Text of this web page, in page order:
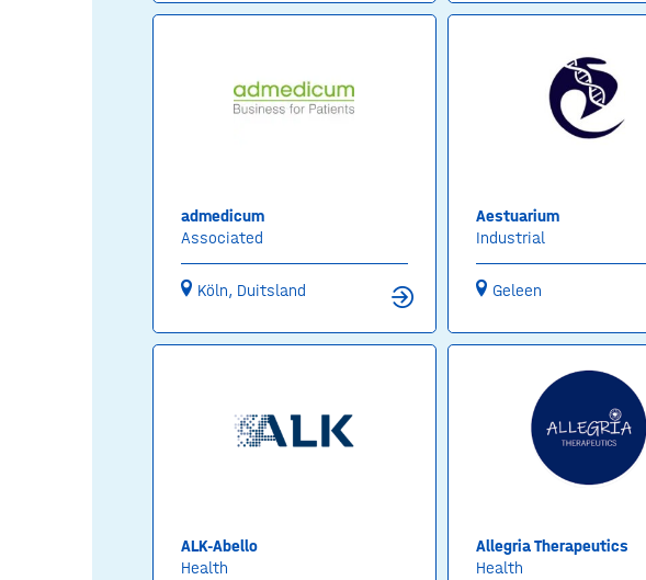
admedicum
Associated
Köln, Duitsland
Aestuarium
Industrial
Geleen
ALK-Abello
Health
Allegria Therapeutics
Health